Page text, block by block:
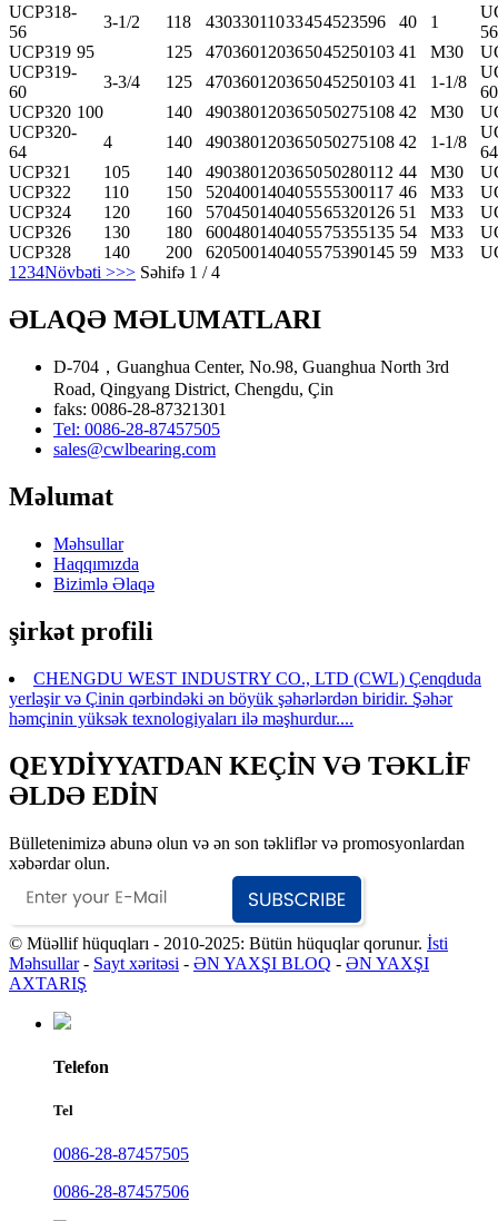
UCP318-
56
3-1/2 118 43033011033454523596 40 1
56
UCP319 95 125 470360120365045250103 41 M30
UCP319-
60
3-3/4 125 470360120365045250103 41 1-1/8
60
UCP320 100 140 490380120365050275108 42 M30
UCP320-
64
4 140 490380120365050275108 42 1-1/8
64
UCP321
105 140 490380120365050280112 44 M30
UCP322
110 150 520400140405555300117 46 M33
UCP324
120 160 570450140405565320126 51 M33
UCP326
130 180 600480140405575355135 54 M33
UCP328
140 200 620500140405575390145 59 M33
1 234Növbəti >>> Səhifə 1 / 4
ƏLAQƏ MƏLUMATLARI
D-704，Guanghua Center, No.98, Guanghua North 3rd
Road, Qingyang District, Chengdu, Çin
faks: 0086-28-87321301
Tel: 0086-28-87457505
sales@cwlbearing.com
Məlumat
Məhsullar
Haqqımızda
Bizimlə Əlaqə
şirkət profili
CHENGDU WEST INDUSTRY CO., LTD (CWL) Çenqduda
yerləşir və Çinin qərbindəki ən böyük şəhərlərdən biridir. Şəhər
həmçinin yüksək texnologiyaları ilə məşhurdur....
QEYDİYYATDAN KEÇİN VƏ TƏKLİF
ƏLDƏ EDİN
Bülletenimizə abunə olun və ən son təkliflər və promosyonlardan
xəbərdar olun.
© Müəllif hüquqları - 2010-2025: Bütün hüquqlar qorunur. İsti
Məhsullar- Sayt xəritəsi - ƏN YAXŞI BLOQ - ƏN YAXŞI
AXTARIŞ
Telefon
Tel
0086-28-87457505
0086-28-87457506